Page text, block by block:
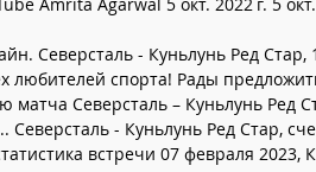
Северсталь - Куньлунь Ред Стар,
любителей спорта! Рады
матча Северсталь – Куньлунь Ред
Северсталь - Куньлунь Ред Стар,
встречи 07 февраля 2023,